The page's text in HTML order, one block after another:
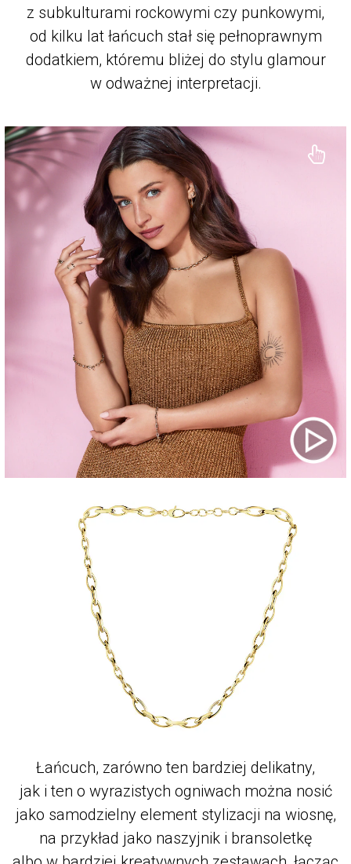
z subkulturami rockowymi czy punkowymi,
od kilku lat łańcuch stał się pełnoprawnym
dodatkiem, któremu bliżej do stylu glamour
w odważnej interpretacji.
Łańcuch, zarówno ten bardziej delikatny,
jak i ten o wyrazistych ogniwach można nosić
jako samodzielny element stylizacji na wiosnę,
na przykład jako naszyjnik i bransoletkę